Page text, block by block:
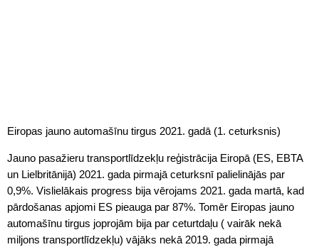
Eiropas jauno automašīnu tirgus 2021. gadā (1. ceturksnis)
Jauno pasažieru transportlīdzekļu reģistrācija Eiropā (ES, EBTA
un Lielbritānijā) 2021. gada pirmajā ceturksnī palielinājās par
0,9%. Vislielākais progress bija vērojams 2021. gada martā, kad
pārdošanas apjomi ES pieauga par 87%. Tomēr Eiropas jauno
automašīnu tirgus joprojām bija par ceturtdaļu ( vairāk nekā
miljons transportlīdzekļu) vājāks nekā 2019. gada pirmajā